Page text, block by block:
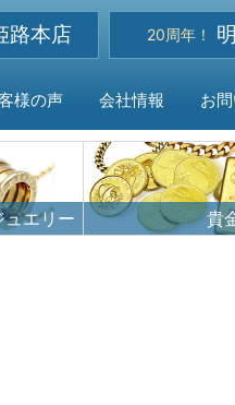
選
HOME
様の声 会社情報 お
路本店 20周年！
ュエリー 貴